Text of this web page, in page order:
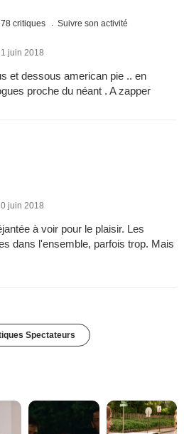
critiques Suivre son activité
juin 2018
et dessous american pie .. en
proche du néant . A zapper
juin 2018
à voir pour le plaisir. Les
dans l'ensemble, parfois trop. Mais
Spectateurs